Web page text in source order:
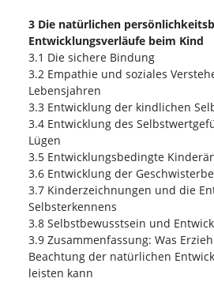
3 Die natürlichen
Entwicklungsverläufe beim Kind
3.1 Die sichere Bindung
3.2 Empathie und soziales
Lebensjahren
3.3 Entwicklung der kindlichen
3.4 Entwicklung des
Lügen
3.5 Entwicklungsbedingte
3.6 Entwicklung der
3.7 Kinderzeichnungen und die
Selbsterkennens
3.8 Selbstbewusstsein und
3.9 Zusammenfassung: Was
Beachtung der natürlichen
leisten kann